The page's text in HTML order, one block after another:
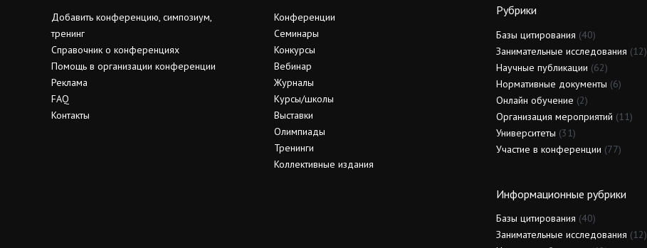
Добавить конференцию, симпозиум,
тренинг
Справочник о конференциях
Помощь в организации конференции
Реклама
FAQ
Контакты
Конференции
Семинары
Конкурсы
Вебинар
Журналы
Курсы/школы
Выставки
Олимпиады
Тренинги
Коллективные издания
Рубрики
Базы цитирования (40)
Занимательные исследования (12)
Научные публикации (62)
Нормативные документы (6)
Онлайн обучение (2)
Организация мероприятий (11)
Университеты (31)
Участие в конференции (77)
Информационные рубрики
Базы цитирования (40)
Занимательные исследования (12)